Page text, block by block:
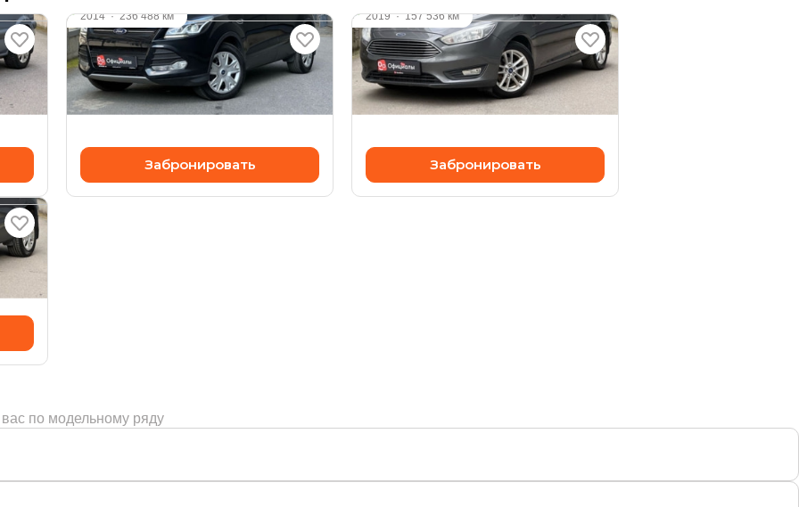
2014·236 488 км
FORD KUGA
2.5 л (150 л.с.), АКПП, бензин,
передний
1 125 000 ₽
Забронировать
2019·157 536 км
FORD Focus
1.6 л (125 л.с.), Робот, бензин,
передний
1 045 000 ₽
Забронировать
по модельному ряду